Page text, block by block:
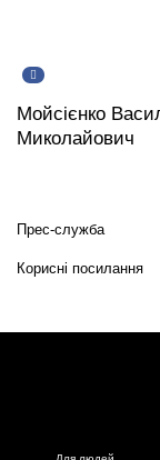
Мойсієнко
Миколайович
Прес-служба
Корисні посилання